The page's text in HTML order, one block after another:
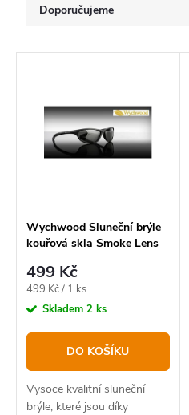
a
z
o
d
u
k
t
ů
Doporučujeme
Nejprodávanější
Abecedně
r
o
d
u
k
t
ů
Wychwood Sluneční brýle
kouřová skla Smoke Lens
499 Kč
Měrná
cena:
499 Kč / 1 ks
Skladem 2 ks
DO KOŠÍKU
Vysoce kvalitní sluneční
brýle, které jsou díky